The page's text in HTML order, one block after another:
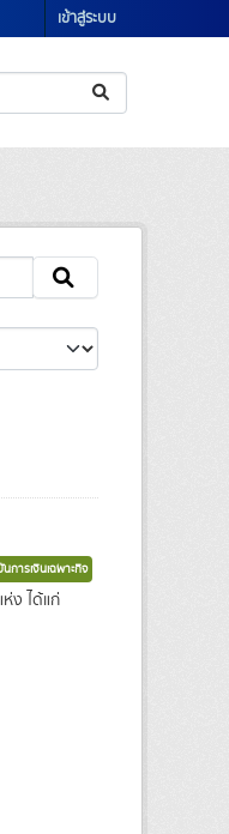
เข้าสู่ระบบ
การเงินเฉพาะกิจ
ง ได้แก่